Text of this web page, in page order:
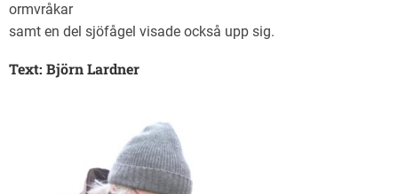
ormvråkar
samt en del sjöfågel visade också upp sig.
Text: Björn Lardner